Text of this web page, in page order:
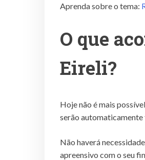
Aprenda sobre o tema:
O que
Eireli?
Hoje não é mais
serão automaticamente
Não haverá
apreensivo com o seu